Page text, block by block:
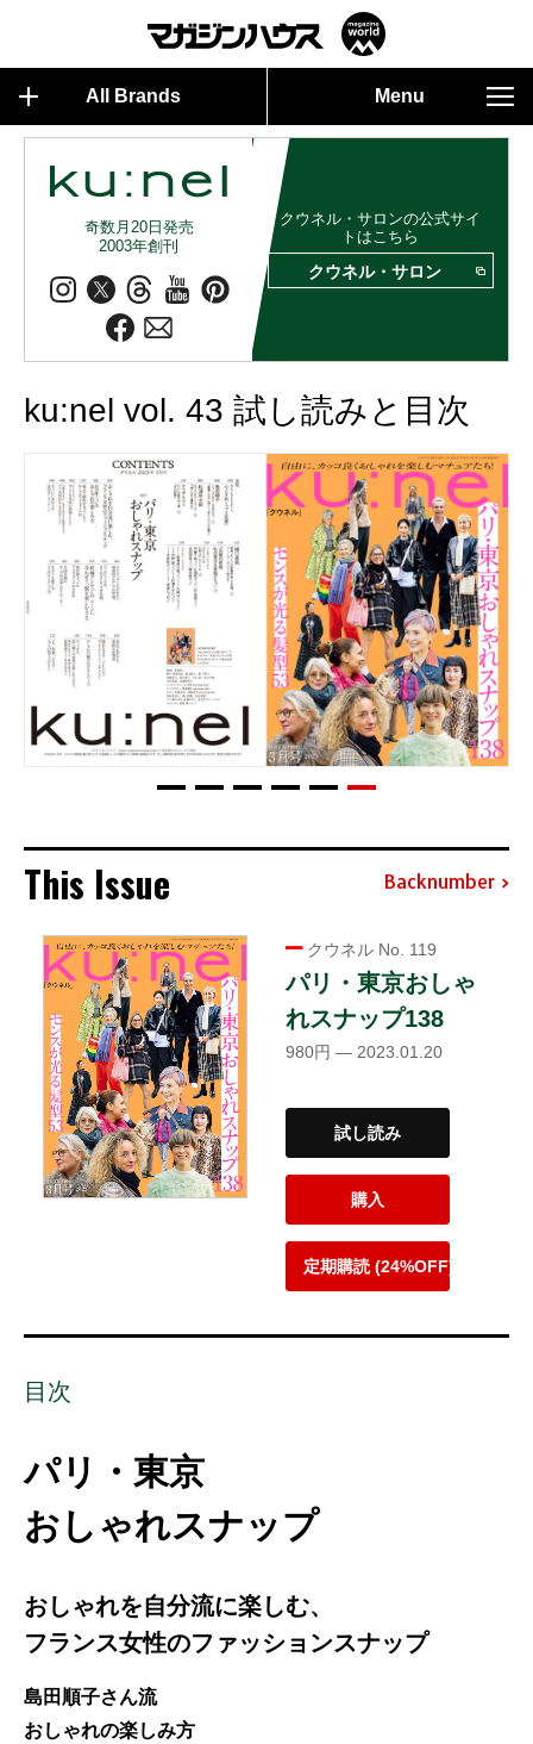
All Brands Menu
奇数月20日発売
2003年創刊
クウネル・サロンの公式サイ
トはこちら
クウネル・サロン
ku:nel vol. 43 試し読みと目次
This Issue Backnumber
クウネル No. 119
パリ・東京おしゃ
れスナップ138
980円 — 2023.01.20
試し読み
購入
定期購読 (24%OFF)
目次
パリ・東京
おしゃれスナップ
おしゃれを自分流に楽しむ、
フランス女性のファッションスナップ
島田順子さん流
おしゃれの楽しみ方